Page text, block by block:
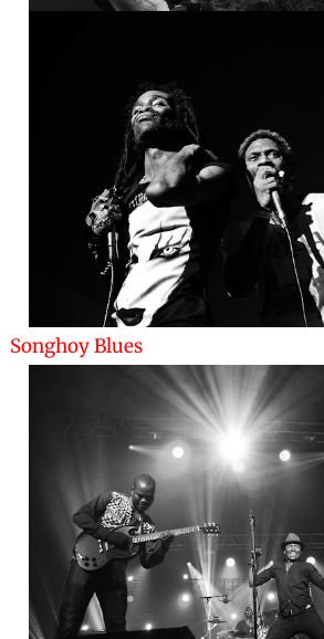
Songhoy Blues